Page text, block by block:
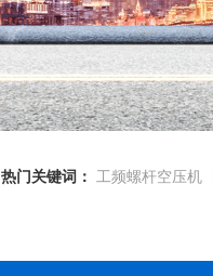
热门关键词： 工频螺杆空压机